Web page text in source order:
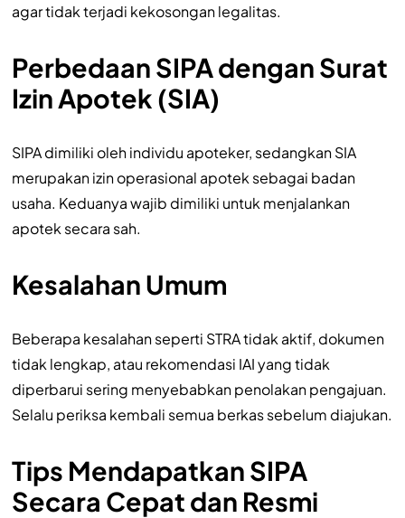
agar tidak terjadi kekosongan legalitas.
Perbedaan SIPA dengan Surat
Izin Apotek (SIA)
SIPA dimiliki oleh individu apoteker, sedangkan SIA
merupakan izin operasional apotek sebagai badan
usaha. Keduanya wajib dimiliki untuk menjalankan
apotek secara sah.
Kesalahan Umum
Beberapa kesalahan seperti STRA tidak aktif, dokumen
tidak lengkap, atau rekomendasi IAI yang tidak
diperbarui sering menyebabkan penolakan pengajuan.
Selalu periksa kembali semua berkas sebelum diajukan.
Tips Mendapatkan SIPA
Secara Cepat dan Resmi